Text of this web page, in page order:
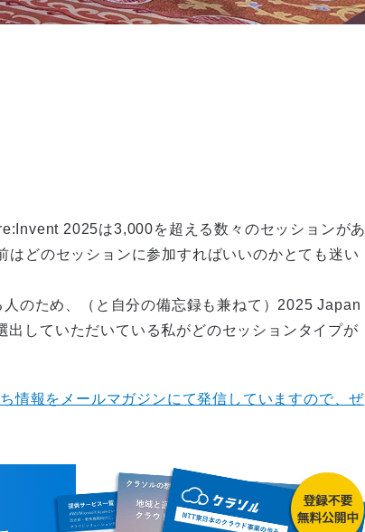
2025は3,000を超える数々のセッションがあ
どのセッションに参加すればいいのかとても迷い
のため、（と自分の備忘録も兼ねて）2025 Japan
していただいている私がどのセッションタイプが
情報をメールマガジンにて発信していますので、ぜ